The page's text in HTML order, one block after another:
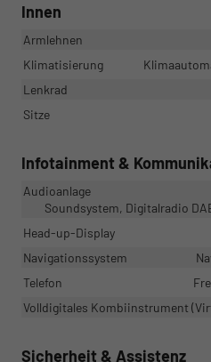
Innen
Armlehnen
Klimatisierung
Lenkrad
Sitze
Infotainment &
Audioanlage
Soundsystem, Digitalradio
Head-up-Display
Navigationssystem
Telefon
Volldigitales Kombiinstrument
Sicherheit & Assistenz